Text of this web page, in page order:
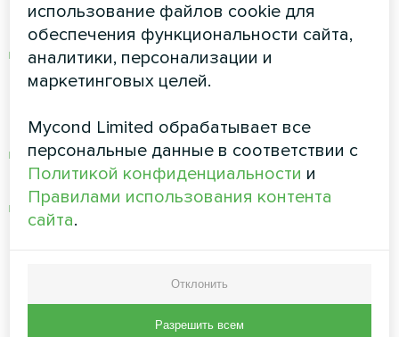
Возможны следующие варианты:
установка новой модели с повышенным
коэффициентом полезного действия
незначительном потреблении газа);
параллельная установка компактного
теплонасоса;
перенастройка отопительной системы с
целью уменьшения верхней температурной
продлится срок службы котлового
теплообменника, уменьшится количество
накипи и минимизируются платежи за газ);
использование файлов cookie для
обеспечения функциональности сайта,
аналитики, персонализации и
маркетинговых целей.
Mycond Limited обрабатывает все
персональные данные в соответствии с
Политикой конфиденциальности и
Правилами использования контента
сайта.
Отклонить
Разрешить всем